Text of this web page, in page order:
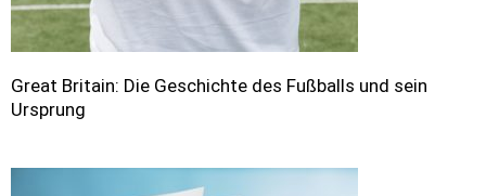
Great Britain: Die Geschichte des Fußballs und sein
Ursprung